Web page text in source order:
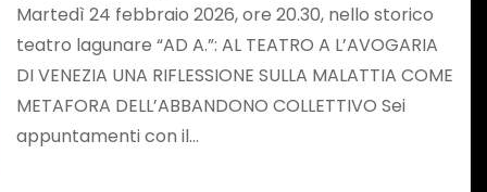
Martedì 24 febbraio 2026, ore 20.30, nello storico
teatro lagunare “AD A.”: AL TEATRO A L’AVOGARIA
DI VENEZIA UNA RIFLESSIONE SULLA MALATTIA COME
METAFORA DELL’ABBANDONO COLLETTIVO Sei
appuntamenti con il…